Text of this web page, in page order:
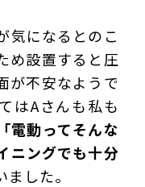
気になるとのこ
め設置すると圧
が不安なようで
はAさんも私も
「電動ってそんな
ニングでも十分
した。